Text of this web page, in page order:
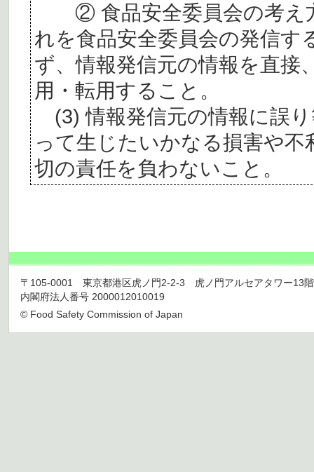
② 食品安全委員会の考え
れを食品安全委員会の発信す
ず、情報発信元の情報を直接
用・転用すること。
(3) 情報発信元の情報に誤
って生じたいかなる損害や
切の責任を負わないこと。
〒105-0001 東京都港区虎ノ門2-2-3 虎ノ門アルセアタワー13
内閣府法人番号 2000012010019
© Food Safety Commission of Japan